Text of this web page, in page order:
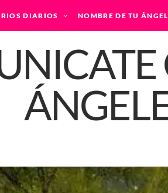
DIARIOS NOMBRE DE TU ÁNGEL